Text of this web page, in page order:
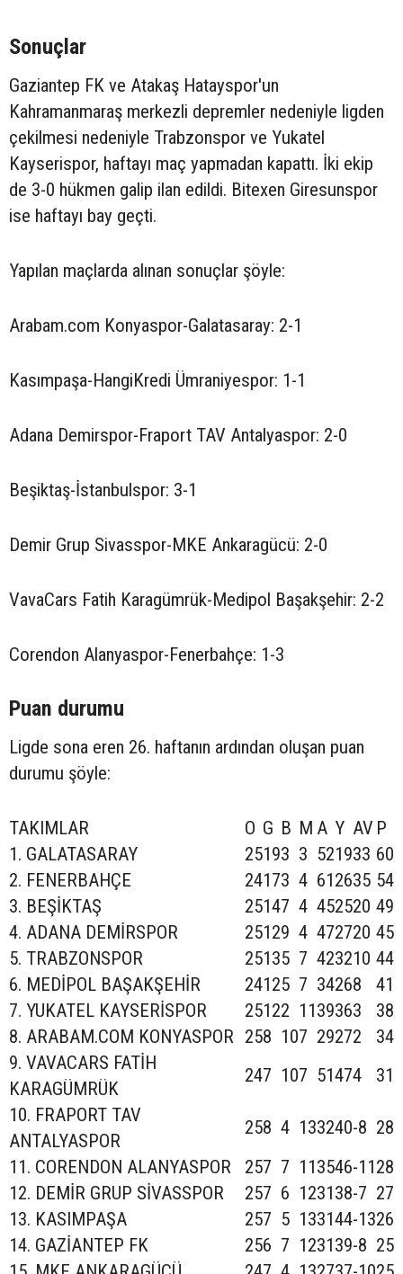
Sonuçlar
Gaziantep FK ve Atakaş Hatayspor'un
Kahramanmaraş merkezli depremler nedeniyle ligden
çekilmesi nedeniyle Trabzonspor ve Yukatel
Kayserispor, haftayı maç yapmadan kapattı. İki ekip
de 3-0 hükmen galip ilan edildi. Bitexen Giresunspor
ise haftayı bay geçti.
Yapılan maçlarda alınan sonuçlar şöyle:
Arabam.com Konyaspor-Galatasaray: 2-1
Kasımpaşa-HangiKredi Ümraniyespor: 1-1
Adana Demirspor-Fraport TAV Antalyaspor: 2-0
Beşiktaş-İstanbulspor: 3-1
Demir Grup Sivasspor-MKE Ankaragücü: 2-0
VavaCars Fatih Karagümrük-Medipol Başakşehir: 2-2
Corendon Alanyaspor-Fenerbahçe: 1-3
Puan durumu
Ligde sona eren 26. haftanın ardından oluşan puan
durumu şöyle:
TAKIMLAR O G B M A Y AV P
1. GALATASARAY
25193 3 521933 60
2. FENERBAHÇE
24173 4 612635 54
3. BEŞİKTAŞ
25147 4 452520 49
4. ADANA DEMİRSPOR
25129 4 472720 45
5. TRABZONSPOR
25135 7 423210 44
6. MEDİPOL BAŞAKŞEHİR
24125 7 34268
41
7. YUKATEL KAYSERİSPOR
25122 1139363
38
8. ARABAM.COM KONYASPOR 258 107 29272
34
9. VAVACARS FATİH
KARAGÜMRÜK
247 107 51474
31
10. FRAPORT TAV
ANTALYASPOR
258 4 133240-8 28
11. CORENDON ALANYASPOR
257 7 113546-1128
12. DEMİR GRUP SİVASSPOR
257 6 123138-7 27
13. KASIMPAŞA
257 5 133144-1326
14. GAZİANTEP FK
256 7 123139-8 25